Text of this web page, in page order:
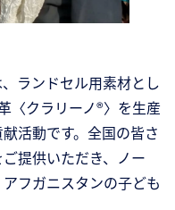
ランドセル用素材とし
〈クラリーノ®〉を生産
活動です。全国の皆さ
提供いただき、ノー
フガニスタンの子ども